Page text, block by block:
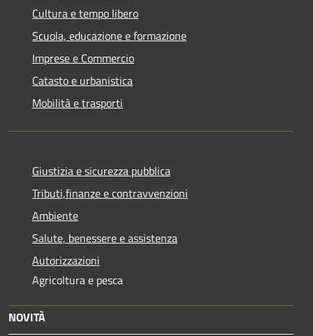
Cultura e tempo libero
Scuola, educazione e formazione
Imprese e Commercio
Catasto e urbanistica
Mobilità e trasporti
Giustizia e sicurezza pubblica
Tributi,finanze e contravvenzioni
Ambiente
Salute, benessere e assistenza
Autorizzazioni
Agricoltura e pesca
NOVITÀ